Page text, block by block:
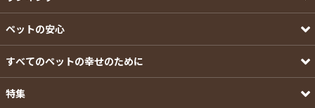
ペットの安心
すべてのペットの幸せのために
特集